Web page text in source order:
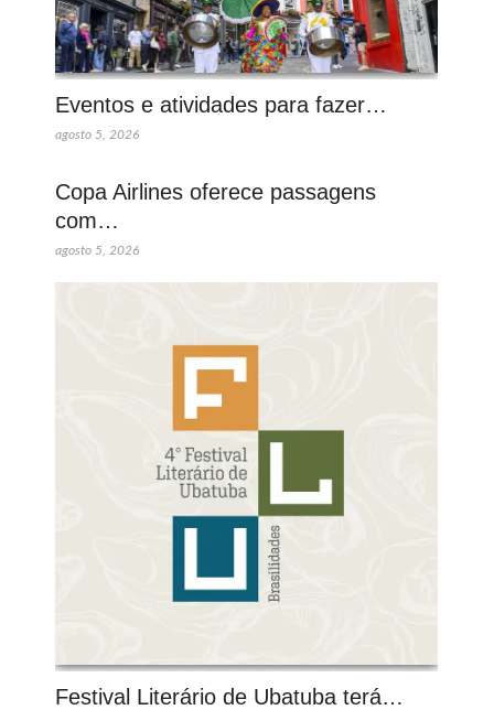
Eventos e atividades para fazer…
agosto 5, 2026
Copa Airlines oferece passagens
com…
agosto 5, 2026
Festival Literário de Ubatuba terá…